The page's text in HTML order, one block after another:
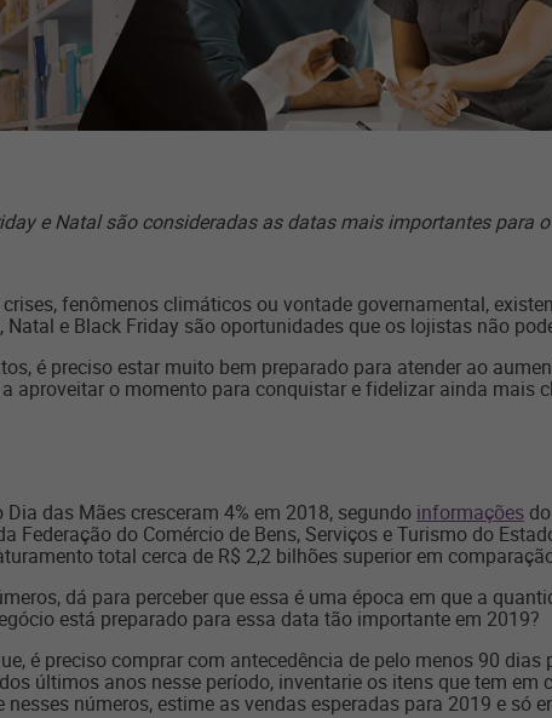
e Natal são consideradas as datas mais importantes para
fenômenos climáticos ou vontade governamental,
Natal e Black Friday são oportunidades que os lojistas não
é preciso estar muito bem preparado para atender ao
aproveitar o momento para conquistar e fidelizar ainda mais
das Mães cresceram 4% em 2018, segundo informações
Federação do Comércio de Bens, Serviços e Turismo do
total cerca de R$ 2,2 bilhões superior em
dá para perceber que essa é uma época em que a
está preparado para essa data tão importante em 2019?
é preciso comprar com antecedência de pelo menos 90
últimos anos nesse período, inventarie os itens que tem
nesses números, estime as vendas esperadas para 2019 e só